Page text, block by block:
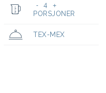
- 4 +
PORSJONER
TEX-MEX